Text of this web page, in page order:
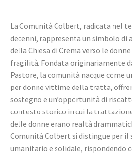
La Comunità Colbert, radicata nel
decenni, rappresenta un simbolo di
della Chiesa di Crema verso le
fragilità. Fondata originariamente
Pastore, la comunità nacque come
per donne vittime della tratta,
sostegno e un’opportunità di
contesto storico in cui la
delle donne erano realtà
Comunità Colbert si distingue per il
umanitario e solidale, rispondendo